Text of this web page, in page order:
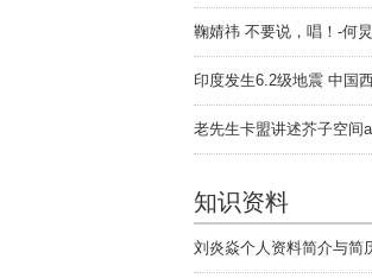
鞠婧祎 不要说，唱！-何
印度发生6.2级地震 中国
老先生卡盟讲述芥子空间
知识资料
刘炎焱个人资料简介与简